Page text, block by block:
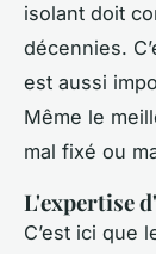
isolant doit
décennies.
est aussi
Même le
mal fixé ou
L'expertise
C’est ici que